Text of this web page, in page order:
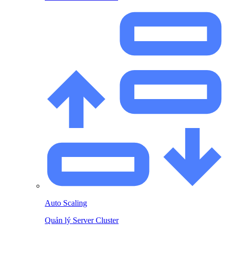
Auto Scaling
Quản lý Server Cluster